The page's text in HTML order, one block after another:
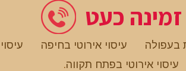
כעט
בעפולה עיסוי אירוטי בחיפה
עיסוי
עיסוי אירוטי בפתח תקווה.